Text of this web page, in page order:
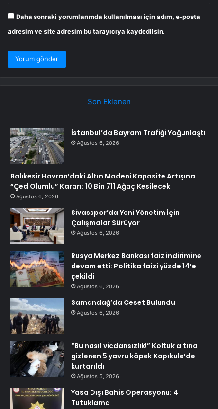
Daha sonraki yorumlarımda kullanılması için adım, e-posta
adresim ve site adresim bu tarayıcıya kaydedilsin.
Son Eklenen
İstanbul’da Bayram Trafiği Yoğunlaştı
Ağustos 6, 2026
Balıkesir Havran’daki Altın Madeni Kapasite Artışına
“Çed Olumlu” Kararı: 10 Bin 711 Ağaç Kesilecek
Ağustos 6, 2026
Sivasspor’da Yeni Yönetim İçin
Çalışmalar Sürüyor
Ağustos 6, 2026
Rusya Merkez Bankası faiz indirimine
devam etti: Politika faizi yüzde 14’e
çekildi
Ağustos 6, 2026
Samandağ’da Ceset Bulundu
Ağustos 6, 2026
“Bu nasıl vicdansızlık!” Koltuk altına
gizlenen 5 yavru köpek Kapıkule’de
kurtarıldı
Ağustos 5, 2026
Yasa Dışı Bahis Operasyonu: 4
Tutuklama